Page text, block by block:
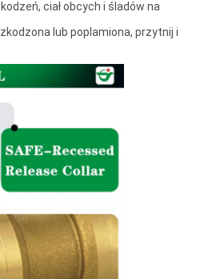
ciał obcych i śladów na
lub poplamiona, przytnij i